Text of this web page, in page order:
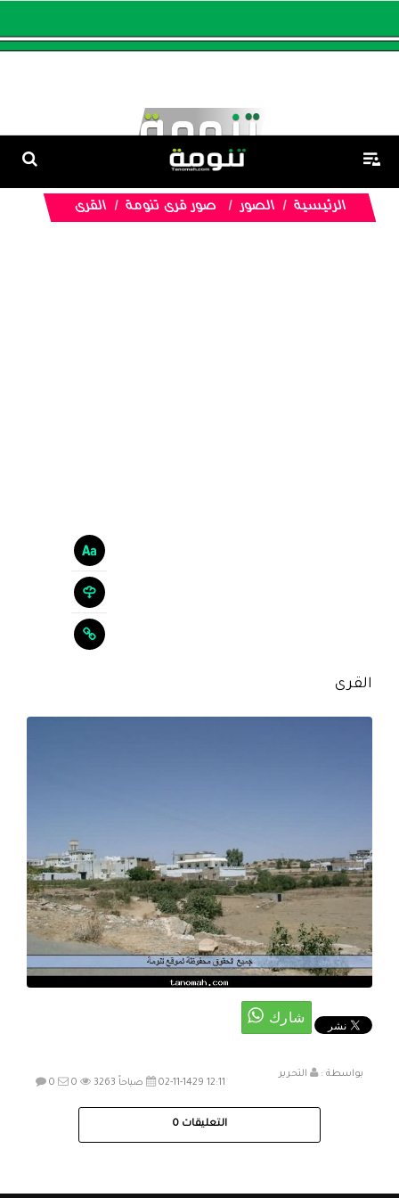
الرئيسية الصور صور قرى تنومة القرى
القرى
بواسطة :
التحرير
02-11-1429 12:11 صباحاً
0 0 3263
التعليقات 0